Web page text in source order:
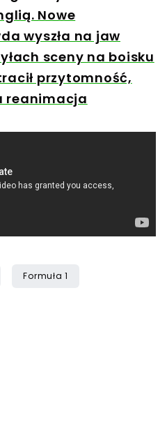
Nowe
wyszła na jaw
sceny na boisku
przytomność,
reanimacja
Formuła 1